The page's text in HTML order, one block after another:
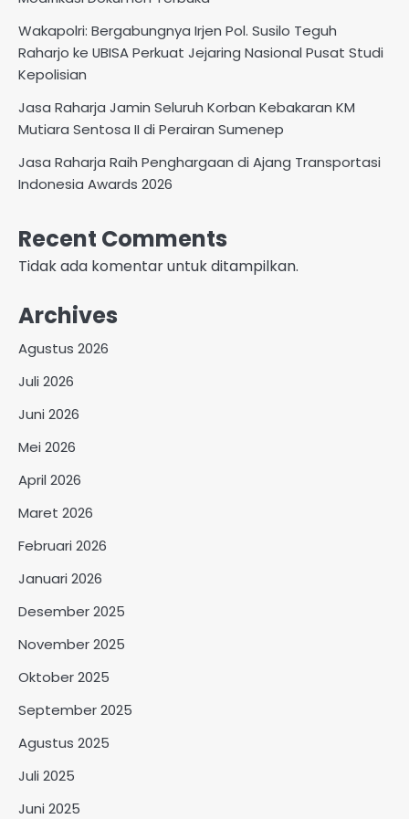
Wakapolri: Bergabungnya Irjen Pol. Susilo Teguh
Raharjo ke UBISA Perkuat Jejaring Nasional Pusat Studi
Kepolisian
Jasa Raharja Jamin Seluruh Korban Kebakaran KM
Mutiara Sentosa II di Perairan Sumenep
Jasa Raharja Raih Penghargaan di Ajang Transportasi
Indonesia Awards 2026
Recent Comments
Tidak ada komentar untuk ditampilkan.
Archives
Agustus 2026
Juli 2026
Juni 2026
Mei 2026
April 2026
Maret 2026
Februari 2026
Januari 2026
Desember 2025
November 2025
Oktober 2025
September 2025
Agustus 2025
Juli 2025
Juni 2025